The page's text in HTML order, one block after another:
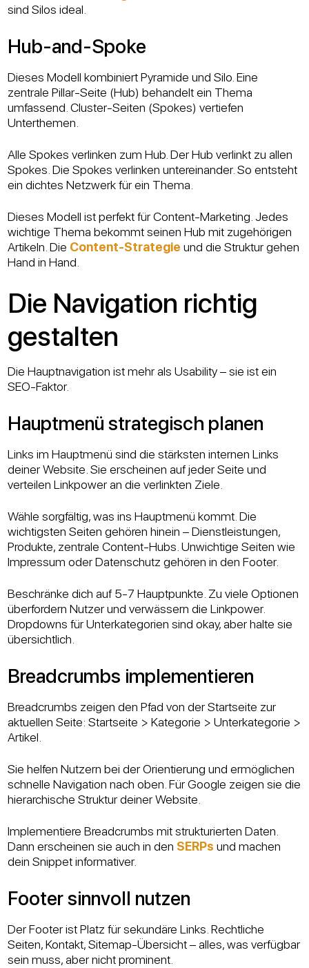
sind Silos ideal.
Hub-and-Spoke
Dieses Modell kombiniert Pyramide und Silo. Eine
zentrale Pillar-Seite (Hub) behandelt ein Thema
umfassend. Cluster-Seiten (Spokes) vertiefen
Unterthemen.
Alle Spokes verlinken zum Hub. Der Hub verlinkt zu allen
Spokes. Die Spokes verlinken untereinander. So entsteht
ein dichtes Netzwerk für ein Thema.
Dieses Modell ist perfekt für Content-Marketing. Jedes
wichtige Thema bekommt seinen Hub mit zugehörigen
Artikeln. Die Content-Strategie und die Struktur gehen
Hand in Hand.
Die Navigation richtig
gestalten
Die Hauptnavigation ist mehr als Usability – sie ist ein
SEO-Faktor.
Hauptmenü strategisch planen
Links im Hauptmenü sind die stärksten internen Links
deiner Website. Sie erscheinen auf jeder Seite und
verteilen Linkpower an die verlinkten Ziele.
Wähle sorgfältig, was ins Hauptmenü kommt. Die
wichtigsten Seiten gehören hinein – Dienstleistungen,
Produkte, zentrale Content-Hubs. Unwichtige Seiten wie
Impressum oder Datenschutz gehören in den Footer.
Beschränke dich auf 5-7 Hauptpunkte. Zu viele Optionen
überfordern Nutzer und verwässern die Linkpower.
Dropdowns für Unterkategorien sind okay, aber halte sie
übersichtlich.
Breadcrumbs implementieren
Breadcrumbs zeigen den Pfad von der Startseite zur
aktuellen Seite: Startseite > Kategorie > Unterkategorie >
Artikel.
Sie helfen Nutzern bei der Orientierung und ermöglichen
schnelle Navigation nach oben. Für Google zeigen sie die
hierarchische Struktur deiner Website.
Implementiere Breadcrumbs mit strukturierten Daten.
Dann erscheinen sie auch in den SERPs und machen
dein Snippet informativer.
Footer sinnvoll nutzen
Der Footer ist Platz für sekundäre Links. Rechtliche
Seiten, Kontakt, Sitemap-Übersicht – alles, was verfügbar
sein muss, aber nicht prominent.